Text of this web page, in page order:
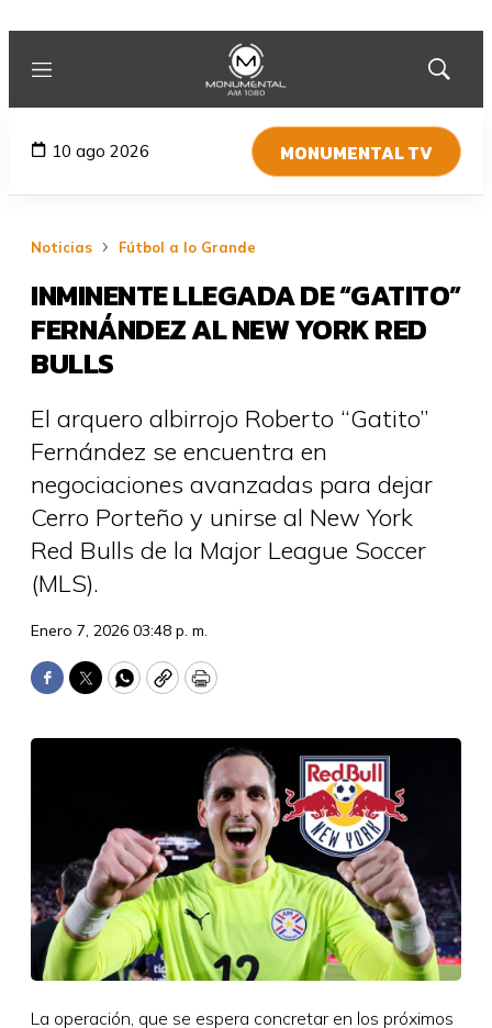
Menú
Mostrar
10 ago 2026 MONUMENTAL TV
Noticias Fútbol a lo Grande
INMINENTE LLEGADA DE “GATITO”
FERNÁNDEZ AL NEW YORK RED
BULLS
El arquero albirrojo Roberto “Gatito”
Fernández se encuentra en
negociaciones avanzadas para dejar
Cerro Porteño y unirse al New York
Red Bulls de la Major League Soccer
(MLS).
Enero 7, 2026 03:48 p. m.
Facebook
TwitterWhatsApp
CopyPrint
La operación, que se espera concretar en los próximos